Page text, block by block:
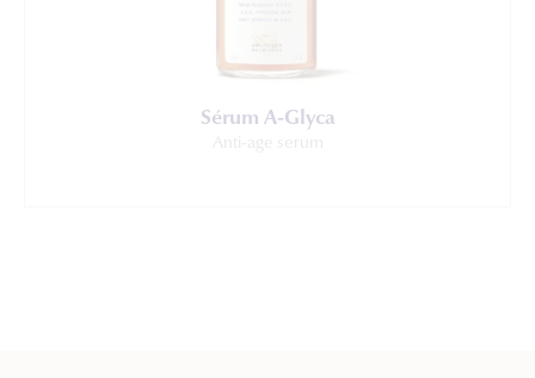
Sérum A-Glyca
Anti-age serum